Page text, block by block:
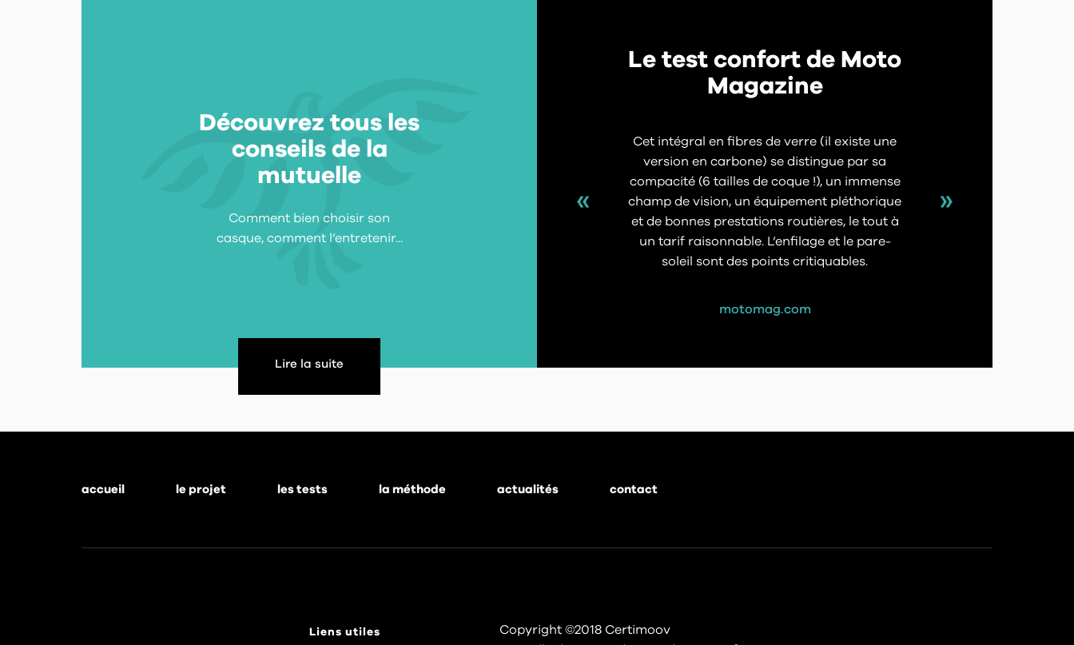
Découvrez tous les
conseils de la
mutuelle
Comment bien choisir son
casque, comment l’entretenir...
Lire la suite
Le test confort de Moto
Magazine
Cet intégral en fibres de verre (il existe une
version en carbone) se distingue par sa
compacité (6 tailles de coque !), un immense
champ de vision, un équipement pléthorique
et de bonnes prestations routières, le tout à
un tarif raisonnable. L’enfilage et le pare-
soleil sont des points critiquables.
motomag.com
accueil le projet les tests la méthode actualités contact
Liens utiles
Copyright ©2018 Certimoov